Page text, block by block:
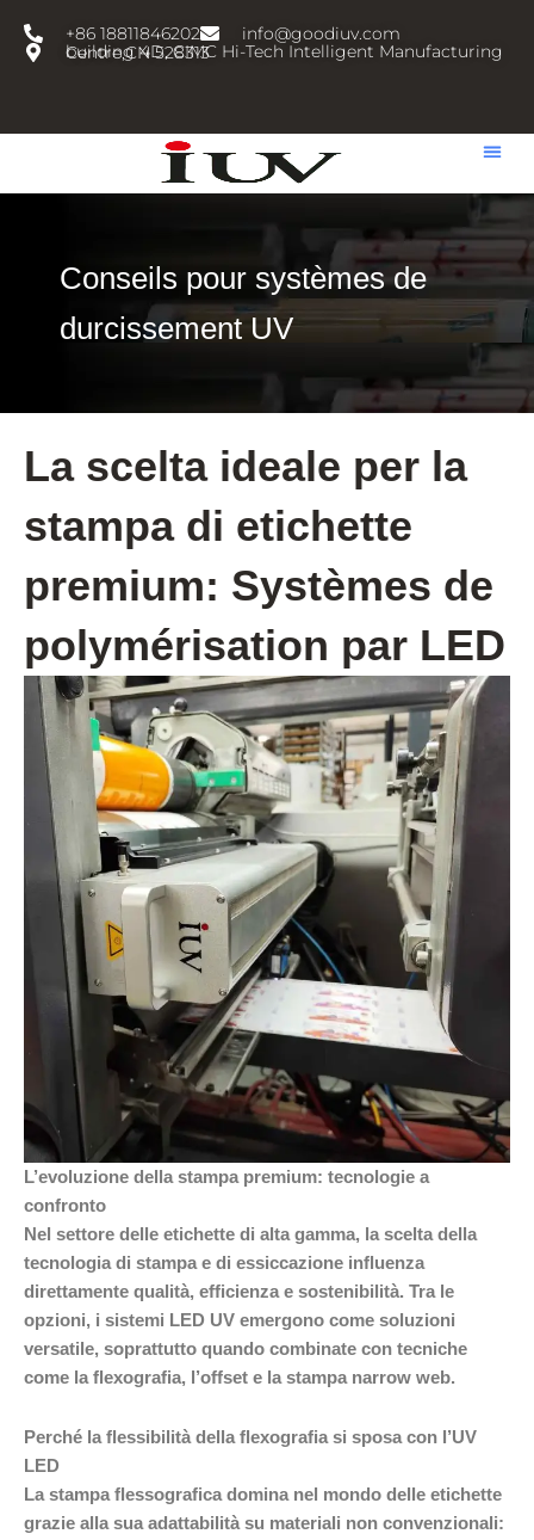
+86 18811846202
info@goodiuv.com
building 4D, CIMC Hi-Tech Intelligent Manufacturing Centre,CN 528313
Conseils pour systèmes de
durcissement UV
La scelta ideale per la
stampa di etichette
premium: Systèmes de
polymérisation par LED
L’evoluzione della stampa premium: tecnologie a
confronto
Nel settore delle etichette di alta gamma, la scelta della
tecnologia di stampa e di essiccazione influenza
direttamente qualità, efficienza e sostenibilità. Tra le
opzioni, i sistemi LED UV emergono come soluzioni
versatile, soprattutto quando combinate con tecniche
come la flexografia, l’offset e la stampa narrow web.
Perché la flessibilità della flexografia si sposa con l’UV
LED
La stampa flessografica domina nel mondo delle etichette
grazie alla sua adattabilità su materiali non convenzionali: